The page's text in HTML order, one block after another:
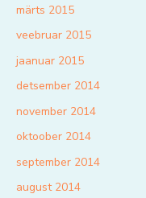
märts 2015
veebruar 2015
jaanuar 2015
detsember 2014
november 2014
oktoober 2014
september 2014
august 2014